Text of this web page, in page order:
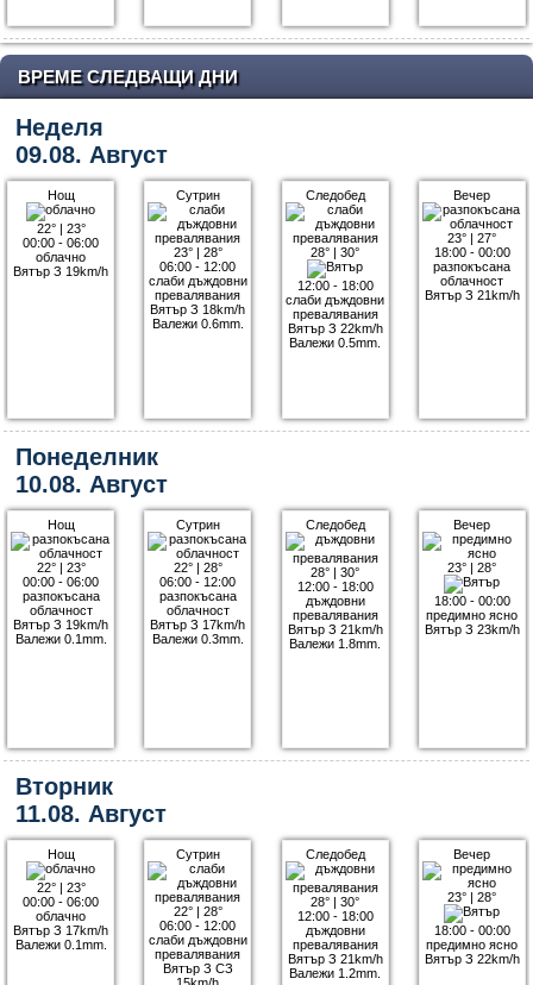
ВРЕМЕ СЛЕДВАЩИ ДНИ
Неделя
09.08. Август
Нощ
22°| 23°
00:00 - 06:00
облачно
Вятър З 19km/h
Сутрин
23°| 28°
06:00 - 12:00
слаби дъждовни
превалявания
Вятър З 18km/h
Валежи 0.6mm.
Следобед
28° |30°
12:00 - 18:00
слаби дъждовни
превалявания
Вятър З 22km/h
Валежи 0.5mm.
Вечер
23° |27°
18:00 - 00:00
разпокъсана
облачност
Вятър З 21km/h
Понеделник
10.08. Август
Нощ
22°| 23°
00:00 - 06:00
разпокъсана
облачност
Вятър З 19km/h
Валежи 0.1mm.
Сутрин
22°| 28°
06:00 - 12:00
разпокъсана
облачност
Вятър З 17km/h
Валежи 0.3mm.
Следобед
28° |30°
12:00 - 18:00
дъждовни
превалявания
Вятър З 21km/h
Валежи 1.8mm.
Вечер
23° |28°
18:00 - 00:00
предимно ясно
Вятър З 23km/h
Вторник
11.08. Август
Нощ
22°| 23°
00:00 - 06:00
облачно
Вятър З 17km/h
Валежи 0.1mm.
Сутрин
22°| 28°
06:00 - 12:00
слаби дъждовни
превалявания
Вятър З СЗ
Следобед
28° |30°
12:00 - 18:00
дъждовни
превалявания
Вятър З 21km/h
Валежи 1.2mm.
Вечер
23° |28°
18:00 - 00:00
предимно ясно
Вятър З 22km/h